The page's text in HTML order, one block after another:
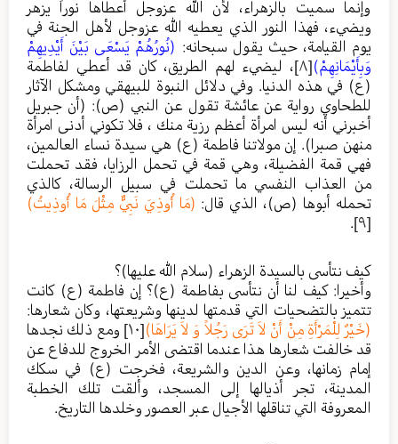
وإنما سميت بالزهراء، لأن الله عزوجل أعطاها نوراً يزهر
ويضيء، فهذا النور الذي يعطيه الله عزوجل لأهل الجنة في
يوم القيامة، حيث يقول سبحانه: (نُورُهُمْ يَسْعَى بَيْنَ أَيْدِيهِمْ
وَبِأَيْمَانِهِمْ)[٨]
، ليضيء لهم الطريق، كان قد أعطي لفاطمة
(ع) في هذه الدنيا. وفي دلائل النبوة للبيهقي ومشكل الآثار
للطحاوي رواية عن عائشة تقول عن النبي (ص): (أن جبريل
أخبرني أنه ليس امرأة أعظم رزية منك ، فلا تكوني أدنى امرأة
منهن صبرا). إن مولاتنا فاطمة (ع) هي سيدة نساء العالمين،
فهي قمة الفضيلة، وهي قمة في تحمل الرزايا، فقد تحملت
من العذاب النفسي ما تحملت في سبيل الرسالة، كالذي
تحمله أبوها (ص)، الذي قال: (مَا أُوذِيَ نَبِيٌّ مِثْلَ مَا أُوذِيتُ)
[٩]
.
كيف نتأسى بالسيدة الزهراء (سلام الله عليها)؟
وأخيرا: كيف لنا أن نتأسى بفاطمة (ع)؟ إن فاطمة (ع) كانت
تتميز بالتضحيات التي قدمتها لدينها وشريعتها، وكان شعارها:
(خَيْرٌ لِلْمَرْأَةِ مِنْ أَنْ لاَ تَرَى رَجُلاً وَ لاَ يَرَاهَا)[١٠]
ومع ذلك نجدها
قد خالفت شعارها هذا عندما اقتضى الأمر الخروج للدفاع عن
إمام زمانها، وعن الدين والشريعة، فخرجت (ع) في سكك
المدينة، تجر أذيالها إلى المسجد، وألقت تلك الخطبة
المعروفة التي تناقلها الأجيال عبر العصور وخلدها التاريخ.